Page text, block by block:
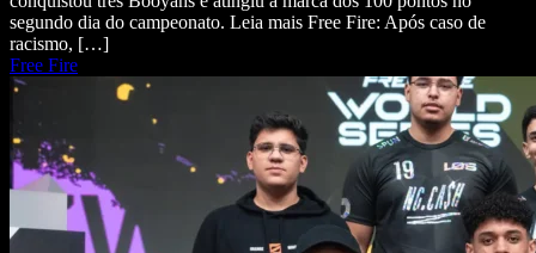
segundo dia do campeonato. Leia mais Free Fire: Após caso de
racismo, […]
Free Fire